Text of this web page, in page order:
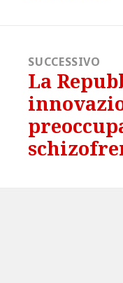
SUCCESSIVO
Articolo
successivo:
La